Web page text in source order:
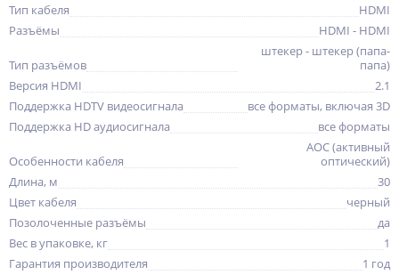
Тип кабеля
HDMI
Разъёмы
HDMI - HDMI
Тип разъёмов
штекер - штекер (папа-
папа)
Версия HDMI
2.1
Поддержка HDTV видеосигнала
все форматы, включая 3D
Поддержка HD аудиосигнала
все форматы
Особенности кабеля
AOC (активный
оптический)
Длина, м
30
Цвет кабеля
черный
Позолоченные разъёмы
да
Вес в упаковке, кг
1
Гарантия производителя
1 год